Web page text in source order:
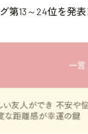
第13～24位を発表